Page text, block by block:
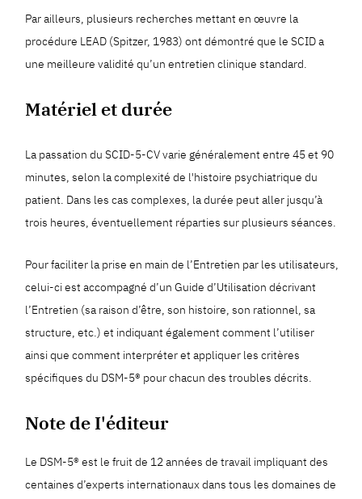
Par ailleurs, plusieurs recherches mettant en œuvre la
procédure LEAD (Spitzer, 1983) ont démontré que le SCID a
une meilleure validité qu’un entretien clinique standard.
Matériel et durée
La passation du SCID-5-CV varie généralement entre 45 et 90
minutes, selon la complexité de l'histoire psychiatrique du
patient. Dans les cas complexes, la durée peut aller jusqu’à
trois heures, éventuellement réparties sur plusieurs séances.
Pour faciliter la prise en main de l’Entretien par les utilisateurs,
celui-ci est accompagné d’un Guide d’Utilisation décrivant
l’Entretien (sa raison d’être, son histoire, son rationnel, sa
structure, etc.) et indiquant également comment l’utiliser
ainsi que comment interpréter et appliquer les critères
spécifiques du DSM-5® pour chacun des troubles décrits.
Note de I'éditeur
Le DSM-5® est le fruit de 12 années de travail impliquant des
centaines d’experts internationaux dans tous les domaines de